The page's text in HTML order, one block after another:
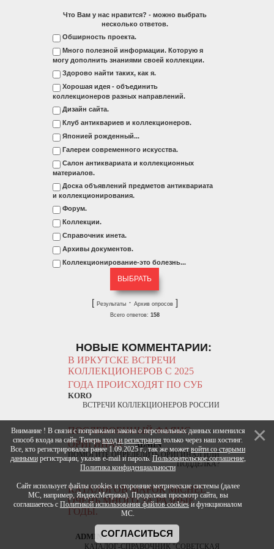
Что Вам у нас нравится? - можно выбрать
несколько ответов.
Обширность проекта.
Много полезной информации. Которую я
могу дополнить знаниями своей коллекции.
Здорово найти таких, как я.
Хорошая идея - объединить
коллекционеров разных направлений.
Дизайн сайта.
Клуб антиквариев и коллекционеров.
Японией рожденный...
Галереи современного искусства.
Салон антиквариата и коллекционных
материалов.
Доска объявлений предметов антиквариата
и коллекционирования.
Форум.
Коллекции.
Справочник инета.
Архивы документов.
Коллекционирование-это болезнь...
[ Результаты· Архив опросов]
Всего ответов: 158
НОВЫЕ КОММЕНТАРИИ:
В ИРКУТСКЕ ВСТРЕЧИ
КОЛЛЕКЦИОНЕРОВ С 2025
ГОДА ПРОИСХОДЯТ ПО СУБ
KORO
ВСТРЕЧИ КОЛЛЕКЦИОНЕРОВ РОССИИ
ПОСЛЕВОЕННЫЙ ФАЯНС.
ОРИГИНАЛ.
ADMIN
ПОМОГИТЕ ОПРЕДЕЛИТЬ ОРИГИНАЛ ИЛИ
ПОДДЕЛКА?
КАТАЛОГОВ МАРОК MICHEL
ОЧЕНЬ МНОГО ЗА РАЗНЫЕ
ГОДЫ.
ADMIN
КАТАЛОГ-СПРАВОЧНИК "СОВЕТСКАЯ
Внимание ! В связи с поправками закона о персональных данных изменился
способ входа на сайт. Теперьвход и регистрация только через наш хостинг.
Все, кто регистрировался ранее 1.09.2025 г., так же может войти со старыми
даннымирегистрации, указав e-mail и пароль. Пользовательское соглашение,
Политика конфиденциальности
Сайт использует файлы cookies и сторонние метрические системы (далее
МС, например, ЯндексМетрика). Продолжая просмотр сайта, вы
соглашаетесь с Политикой использования файлов cookiesи функционалом
МС.
СОГЛАСИТЬСЯ